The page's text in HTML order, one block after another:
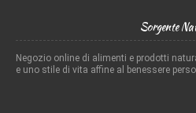
Sorgente
Negozio online di alimenti e prodotti
e uno stile di vita affine al benessere